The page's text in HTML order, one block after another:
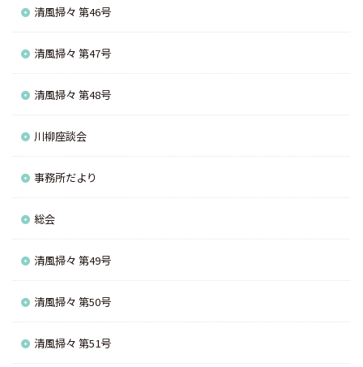
清風掃々 第46号
清風掃々 第47号
清風掃々 第48号
川柳座談会
事務所だより
総会
清風掃々 第49号
清風掃々 第50号
清風掃々 第51号